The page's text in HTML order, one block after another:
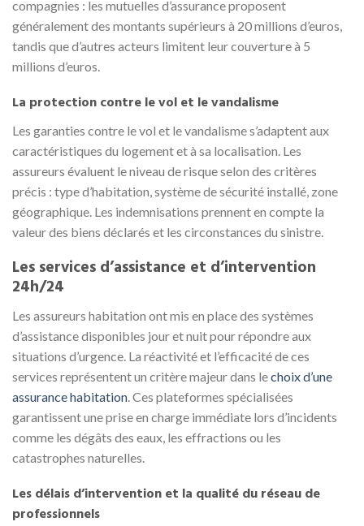
compagnies : les mutuelles d’assurance proposent
généralement des montants supérieurs à 20 millions d’euros,
tandis que d’autres acteurs limitent leur couverture à 5
millions d’euros.
La protection contre le vol et le vandalisme
Les garanties contre le vol et le vandalisme s’adaptent aux
caractéristiques du logement et à sa localisation. Les
assureurs évaluent le niveau de risque selon des critères
précis : type d’habitation, système de sécurité installé, zone
géographique. Les indemnisations prennent en compte la
valeur des biens déclarés et les circonstances du sinistre.
Les services d’assistance et d’intervention
24h/24
Les assureurs habitation ont mis en place des systèmes
d’assistance disponibles jour et nuit pour répondre aux
situations d’urgence. La réactivité et l’efficacité de ces
services représentent un critère majeur dans lechoix d’une
assurance habitation. Ces plateformes spécialisées
garantissent une prise en charge immédiate lors d’incidents
comme les dégâts des eaux, les effractions ou les
catastrophes naturelles.
Les délais d’intervention et la qualité du réseau de
professionnels